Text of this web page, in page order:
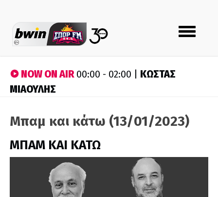
Toggle
navigation
NOW ON AIR00:00 - 02:00 | ΚΩΣΤΑΣ
ΜΙΑΟΥΛΗΣ
Μπαμ και κάτω (13/01/2023)
ΜΠΑΜ ΚΑΙ ΚΑΤΩ